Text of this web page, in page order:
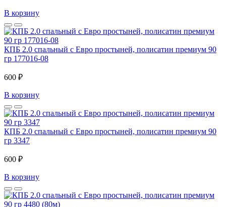
В корзину
КПБ 2.0 спальный с Евро простыней, полисатин премиум 90
гр 177016-08
600 ₽
В корзину
КПБ 2.0 спальный с Евро простыней, полисатин премиум 90
гр 3347
600 ₽
В корзину